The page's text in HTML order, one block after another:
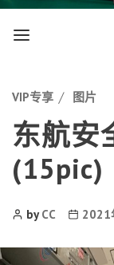
Menu
Categories
VIP专享 图片
东航安
(15pic)
PostbyCC
Post2021